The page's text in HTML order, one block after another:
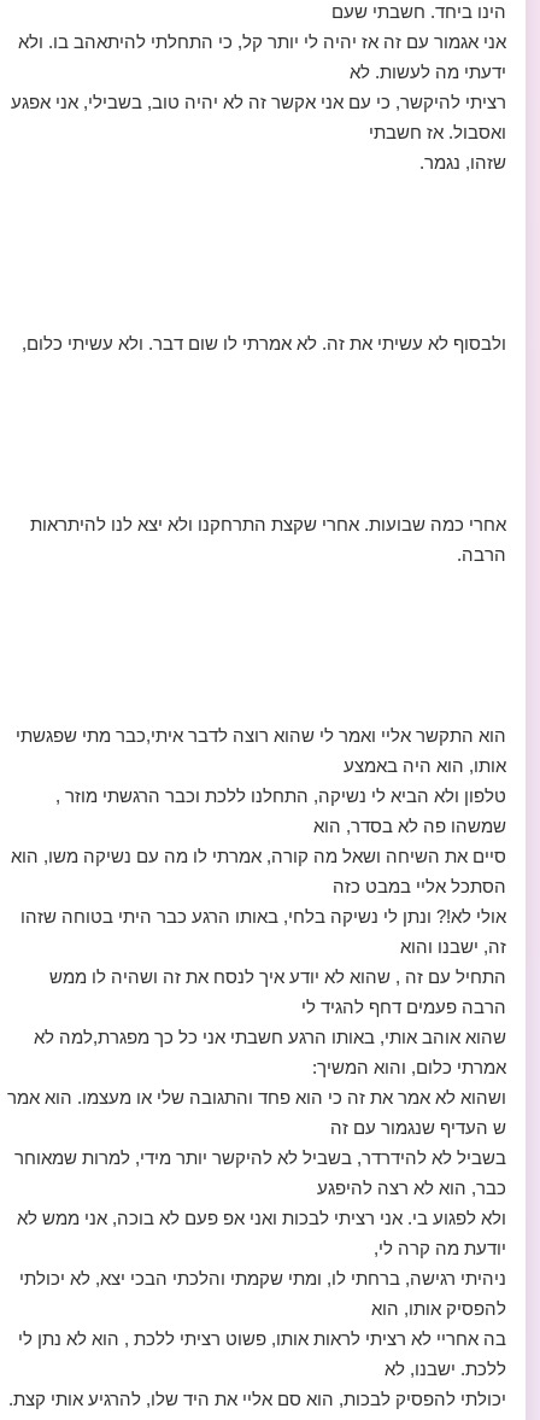
הינו ביחד. חשבתי שעם
אני אגמור עם זה אז יהיה לי יותר קל, כי התחלתי להיתאהב בו. ולא
ידעתי מה לעשות. לא
רציתי להיקשר, כי עם אני אקשר זה לא יהיה טוב, בשבילי, אני אפגע
ואסבול. אז חשבתי
שזהו, נגמר.
ולבסוף לא עשיתי את זה. לא אמרתי לו שום דבר. ולא עשיתי כלום,
אחרי כמה שבועות. אחרי שקצת התרחקנו ולא יצא לנו להיתראות
הרבה.
הוא התקשר אליי ואמר לי שהוא רוצה לדבר איתי,כבר מתי שפגשתי
אותו, הוא היה באמצע
טלפון ולא הביא לי נשיקה, התחלנו ללכת וכבר הרגשתי מוזר ,
שמשהו פה לא בסדר, הוא
סיים את השיחה ושאל מה קורה, אמרתי לו מה עם נשיקה משו, הוא
הסתכל אליי במבט כזה
אולי לא!? ונתן לי נשיקה בלחי, באותו הרגע כבר היתי בטוחה שזהו
זה, ישבנו והוא
התחיל עם זה , שהוא לא יודע איך לנסח את זה ושהיה לו ממש
הרבה פעמים דחף להגיד לי
שהוא אוהב אותי, באותו הרגע חשבתי אני כל כך מפגרת,למה לא
אמרתי כלום, והוא המשיך:
ושהוא לא אמר את זה כי הוא פחד והתגובה שלי או מעצמו. הוא אמר
ש העדיף שנגמור עם זה
בשביל לא להידרדר, בשביל לא להיקשר יותר מידי, למרות שמאוחר
כבר, הוא לא רצה להיפגע
ולא לפגוע בי. אני רציתי לבכות ואני אפ פעם לא בוכה, אני ממש לא
יודעת מה קרה לי,
ניהיתי רגישה, ברחתי לו, ומתי שקמתי והלכתי הבכי יצא, לא יכולתי
להפסיק אותו, הוא
בה אחריי לא רציתי לראות אותו, פשוט רציתי ללכת , הוא לא נתן לי
ללכת. ישבנו, לא
יכולתי להפסיק לבכות, הוא סם אליי את היד שלו, להרגיע אותי קצת.